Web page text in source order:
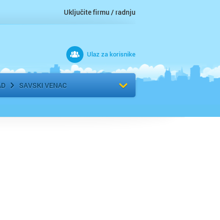
Uključite firmu / radnju
Ulaz za korisnike
SAVSKI VENACIzaberite komšiluk